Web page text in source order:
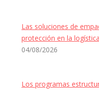
Las soluciones de
protección en la
04/08/2026
Los programas